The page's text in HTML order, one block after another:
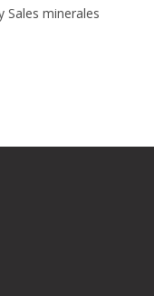
Sales minerales